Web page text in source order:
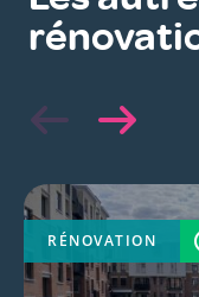
RÉNOVATION